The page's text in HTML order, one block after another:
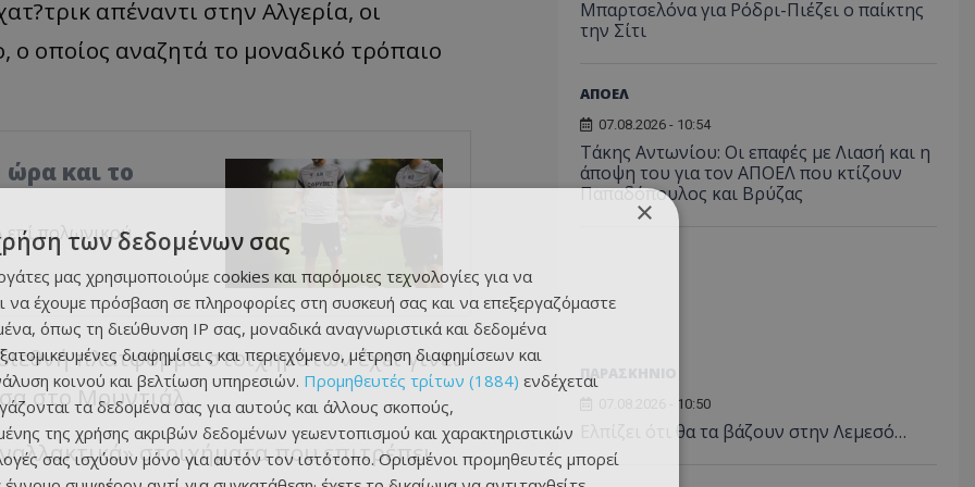
απέναντι στην Αλγερία, οι
οποίος αναζητά το μοναδικό τρόπαιο
ώρα και το
επί πολωνικού
πλατφόρμα στοιχημάτων έχει γίνει
στο Μουντιάλ.
στοιχήματα που επιτρέπει
Μπαρτσελόνα για Ρόδρι-Πιέζει ο παίκτης
την Σίτι
ΑΠΟΕΛ
07.08.2026 - 10:54
Τάκης Αντωνίου: Οι επαφές με Λιασή και η
άποψη του για τον ΑΠΟΕΛ που κτίζουν
Παπαδόπουλος και Βρύζας
07.08.2026 - 10:50
Ελπίζει ότι θα τα βάζουν στην Λεμεσό…
×
των δεδομένων σας
μας χρησιμοποιούμε cookies και παρόμοιες τεχνολογίες για να
να έχουμε πρόσβαση σε πληροφορίες στη συσκευή σας και να επεξεργαζόμαστε
όπως τη διεύθυνση IP σας, μοναδικά αναγνωριστικά και δεδομένα
διαφημίσεις και περιεχόμενο, μέτρηση διαφημίσεων και
κοινού και βελτίωση υπηρεσιών. Προμηθευτές τρίτων (1884) ενδέχεται
τα δεδομένα σας για αυτούς και άλλους σκοπούς,
της χρήσης ακριβών δεδομένων γεωεντοπισμού και χαρακτηριστικών
σας ισχύουν μόνο για αυτόν τον ιστότοπο. Ορισμένοι προμηθευτές μπορεί